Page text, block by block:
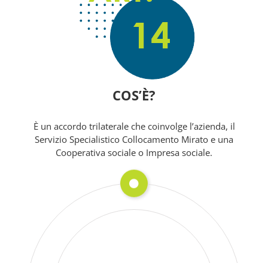
COS’È?
È un accordo trilaterale che coinvolge l’azienda, il
Servizio Specialistico Collocamento Mirato e una
Cooperativa sociale o Impresa sociale.